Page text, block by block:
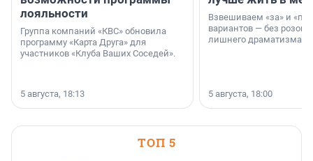
лояльности
Группа компаний «КВС» обновила
программу «Карта Друга» для
участников «Клуба Ваших Соседей».
5 августа, 18:13
Взвешиваем «за» и
вариантов — без
лишнего драматизма.
5 августа, 18:00
ТОП 5